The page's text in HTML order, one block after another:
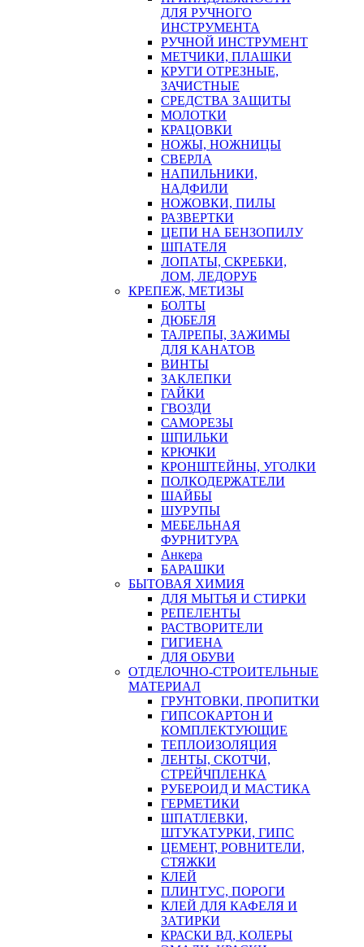
ДЛЯ РУЧНОГО
ИНСТРУМЕНТА
РУЧНОЙ ИНСТРУМЕНТ
МЕТЧИКИ, ПЛАШКИ
КРУГИ ОТРЕЗНЫЕ,
ЗАЧИСТНЫЕ
СРЕДСТВА ЗАЩИТЫ
МОЛОТКИ
КРАЦОВКИ
НОЖЫ, НОЖНИЦЫ
СВЕРЛА
НАПИЛЬНИКИ,
НАДФИЛИ
НОЖОВКИ, ПИЛЫ
РАЗВЕРТКИ
ЦЕПИ НА БЕНЗОПИЛУ
ШПАТЕЛЯ
ЛОПАТЫ, СКРЕБКИ,
ЛОМ, ЛЕДОРУБ
КРЕПЕЖ, МЕТИЗЫ
БОЛТЫ
ДЮБЕЛЯ
ТАЛРЕПЫ, ЗАЖИМЫ
ДЛЯ КАНАТОВ
ВИНТЫ
ЗАКЛЕПКИ
ГАЙКИ
ГВОЗДИ
САМОРЕЗЫ
ШПИЛЬКИ
КРЮЧКИ
КРОНШТЕЙНЫ, УГОЛКИ
ПОЛКОДЕРЖАТЕЛИ
ШАЙБЫ
ШУРУПЫ
МЕБЕЛЬНАЯ
ФУРНИТУРА
Анкера
БАРАШКИ
БЫТОВАЯ ХИМИЯ
ДЛЯ МЫТЬЯ И СТИРКИ
РЕПЕЛЕНТЫ
РАСТВОРИТЕЛИ
ГИГИЕНА
ДЛЯ ОБУВИ
ОТДЕЛОЧНО-СТРОИТЕЛЬНЫЕ
МАТЕРИАЛ
ГРУНТОВКИ, ПРОПИТКИ
ГИПСОКАРТОН И
КОМПЛЕКТУЮЩИЕ
ТЕПЛОИЗОЛЯЦИЯ
ЛЕНТЫ, СКОТЧИ,
СТРЕЙЧПЛЕНКА
РУБЕРОИД И МАСТИКА
ГЕРМЕТИКИ
ШПАТЛЕВКИ,
ШТУКАТУРКИ, ГИПС
ЦЕМЕНТ, РОВНИТЕЛИ,
СТЯЖКИ
КЛЕЙ
ПЛИНТУС, ПОРОГИ
КЛЕЙ ДЛЯ КАФЕЛЯ И
ЗАТИРКИ
КРАСКИ ВД, КОЛЕРЫ